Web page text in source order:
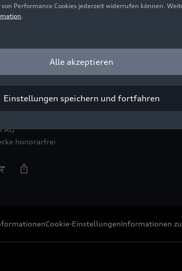
Wagemut. Transformation. 150 Jahre NSU“ von
AG
honorarfrei
Cookie-EinstellungenInformationen
Performance Cookies jederzeit widerrufen können.
.
Alle akzeptieren
Einstellungen speichern und fortfahren